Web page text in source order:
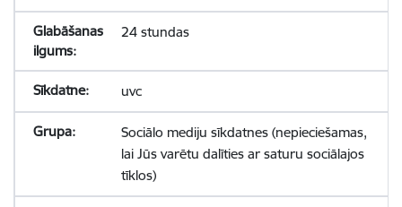
24 stundas
uvc
Sociālo mediju sīkdatnes (nepieciešamas,
lai Jūs varētu dalīties ar saturu sociālajos
tīklos)